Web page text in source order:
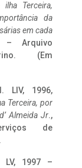
Terceira,
da
em cada
– Arquivo
(Em
LIV, 1996,
Terceira, por
Almeida Jr.,
de
LV, 1997 –